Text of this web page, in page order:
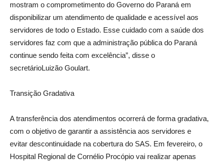
mostram o comprometimento do Governo do Paraná em
disponibilizar um atendimento de qualidade e acessível aos
servidores de todo o Estado. Esse cuidado com a saúde dos
servidores faz com que a administração pública do Paraná
continue sendo feita com excelência”, disse o
secretárioLuizão Goulart.
Transição Gradativa
A transferência dos atendimentos ocorrerá de forma gradativa,
com o objetivo de garantir a assistência aos servidores e
evitar descontinuidade na cobertura do SAS. Em fevereiro, o
Hospital Regional de Cornélio Procópio vai realizar apenas